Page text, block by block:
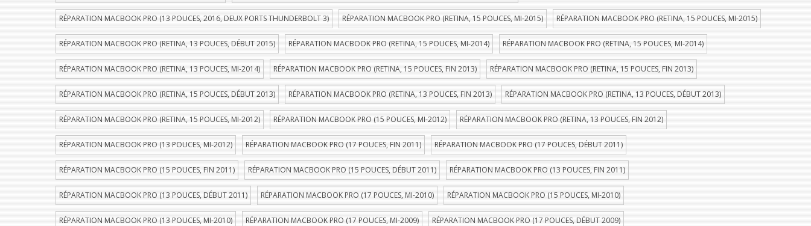
RÉPARATION MACBOOK PRO (13 POUCES, 2016, DEUX PORTS THUNDERBOLT 3) RÉPARATION MACBOOK PRO (RETINA, 15 POUCES, MI-2015) RÉPARATION MACBOOK PRO (RETINA, 15 POUCES, MI-2015)
RÉPARATION MACBOOK PRO (RETINA, 13 POUCES, DÉBUT 2015) RÉPARATION MACBOOK PRO (RETINA, 15 POUCES, MI-2014) RÉPARATION MACBOOK PRO (RETINA, 15 POUCES, MI-2014)
RÉPARATION MACBOOK PRO (RETINA, 13 POUCES, MI-2014) RÉPARATION MACBOOK PRO (RETINA, 15 POUCES, FIN 2013) RÉPARATION MACBOOK PRO (RETINA, 15 POUCES, FIN 2013)
RÉPARATION MACBOOK PRO (RETINA, 15 POUCES, DÉBUT 2013) RÉPARATION MACBOOK PRO (RETINA, 13 POUCES, FIN 2013) RÉPARATION MACBOOK PRO (RETINA, 13 POUCES, DÉBUT 2013)
RÉPARATION MACBOOK PRO (RETINA, 15 POUCES, MI-2012) RÉPARATION MACBOOK PRO (15 POUCES, MI-2012) RÉPARATION MACBOOK PRO (RETINA, 13 POUCES, FIN 2012)
RÉPARATION MACBOOK PRO (13 POUCES, MI-2012) RÉPARATION MACBOOK PRO (17 POUCES, FIN 2011) RÉPARATION MACBOOK PRO (17 POUCES, DÉBUT 2011)
RÉPARATION MACBOOK PRO (15 POUCES, FIN 2011) RÉPARATION MACBOOK PRO (15 POUCES, DÉBUT 2011) RÉPARATION MACBOOK PRO (13 POUCES, FIN 2011)
RÉPARATION MACBOOK PRO (13 POUCES, DÉBUT 2011) RÉPARATION MACBOOK PRO (17 POUCES, MI-2010) RÉPARATION MACBOOK PRO (15 POUCES, MI-2010)
RÉPARATION MACBOOK PRO (13 POUCES, MI-2010) RÉPARATION MACBOOK PRO (17 POUCES, MI-2009) RÉPARATION MACBOOK PRO (17 POUCES, DÉBUT 2009)